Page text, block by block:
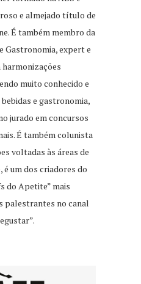
e almejado título de
É também membro da
Gastronomia, expert e
muito conhecido e
e gastronomia,
jurado em concursos
É também colunista
voltadas às áreas de
é um dos criadores do
do Apetite” mais
palestrantes no canal